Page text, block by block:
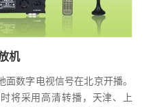
机
数字电视信号在北京开播。
将采用高清转播，天津、上